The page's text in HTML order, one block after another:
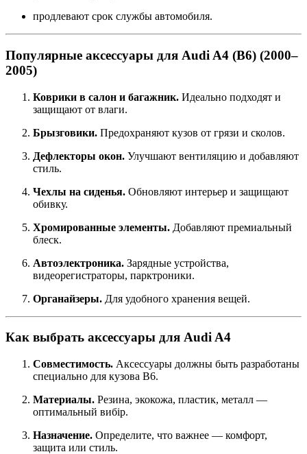
продлевают срок службы автомобиля.
Популярные аксессуары для Audi A4 (B6) (2000–
2005)
Коврики в салон и багажник. Идеально подходят и
защищают от влаги.
Брызговики. Предохраняют кузов от грязи и сколов.
Дефлекторы окон. Улучшают вентиляцию и добавляют
стиль.
Чехлы на сиденья. Обновляют интерьер и защищают
обивку.
Хромированные элементы. Добавляют премиальный
блеск.
Автоэлектроника. Зарядные устройства,
видеорегистраторы, парктроники.
Органайзеры. Для удобного хранения вещей.
Как выбрать аксессуары для Audi A4
Совместимость. Аксессуары должны быть разработаны
специально для кузова B6.
Материалы. Резина, экокожа, пластик, металл —
оптимальный вибір.
Назначение. Определите, что важнее — комфорт,
защита или стиль.